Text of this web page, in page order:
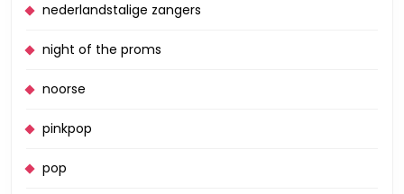
nederlandstalige zangers
night of the proms
noorse
pinkpop
pop